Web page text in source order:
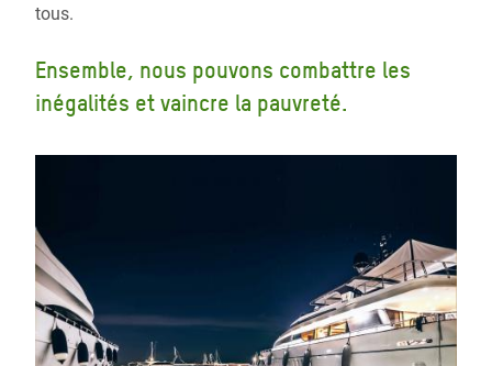
tous.
Ensemble, nous pouvons combattre les
inégalités et vaincre la pauvreté.